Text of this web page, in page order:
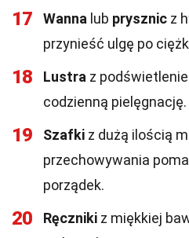
17 Wanna lub prysznic z
przynieść ulgę po
18 Lustra z
codzienną pielęgnację.
19 Szafki z dużą ilością
przechowywania
porządek.
20 Ręczniki z miękkiej